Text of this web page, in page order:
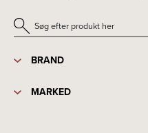
BRAND
MARKED